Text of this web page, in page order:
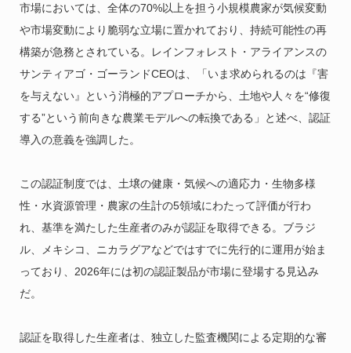
市場においては、全体の70%以上を担う小規模農家が気候変動
や市場変動により脆弱な立場に置かれており、持続可能性の再
構築が急務とされている。レインフォレスト・アライアンスの
サンティアゴ・ゴーランドCEOは、「いま求められるのは『害
を与えない』という消極的アプローチから、土地や人々を“修復
する”という前向きな農業モデルへの転換である」と述べ、認証
導入の意義を強調した。
この認証制度では、土壌の健康・気候への適応力・生物多様
性・水資源管理・農家の生計の5領域にわたって評価が行わ
れ、基準を満たした生産者のみが認証を取得できる。ブラジ
ル、メキシコ、ニカラグアなどではすでに先行的に運用が始ま
っており、2026年には初の認証製品が市場に登場する見込み
だ。
認証を取得した生産者は、独立した監査機関による定期的な審